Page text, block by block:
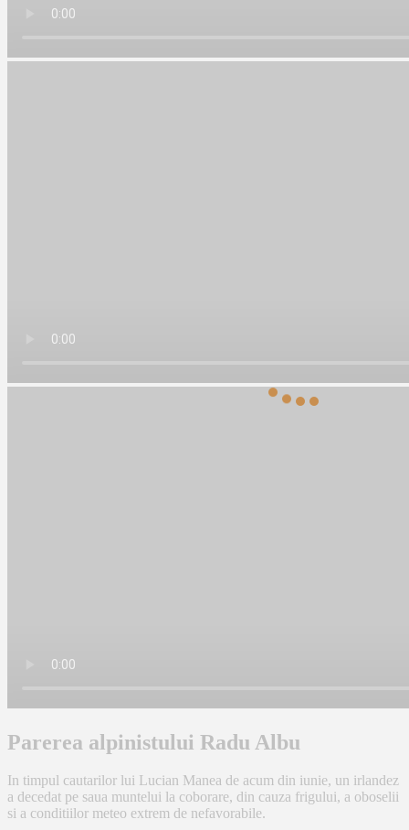
Parerea alpinistului Radu Albu
In timpul cautarilor lui Lucian Manea de acum din iunie, un irlandez
a decedat pe saua muntelui la coborare, din cauza frigului, a oboselii
si a conditiilor meteo extrem de nefavorabile.